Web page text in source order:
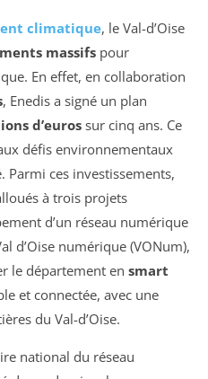
climatique, le Val-d’Oise
massifs pour
En effet, en collaboration
, Enedis a signé un plan
d’euros sur cinq ans. Ce
défis environnementaux
Parmi ces investissements,
à trois projets
d’un réseau numérique
d’Oise numérique (VONum),
le département en smart
et connectée, avec une
du Val-d’Oise.
national du réseau